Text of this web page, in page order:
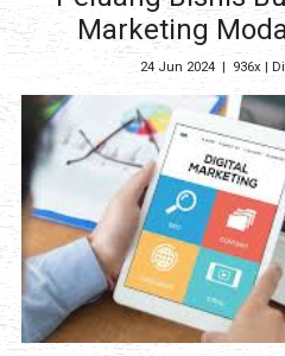
Marketing
24 Jun 2024 936x |